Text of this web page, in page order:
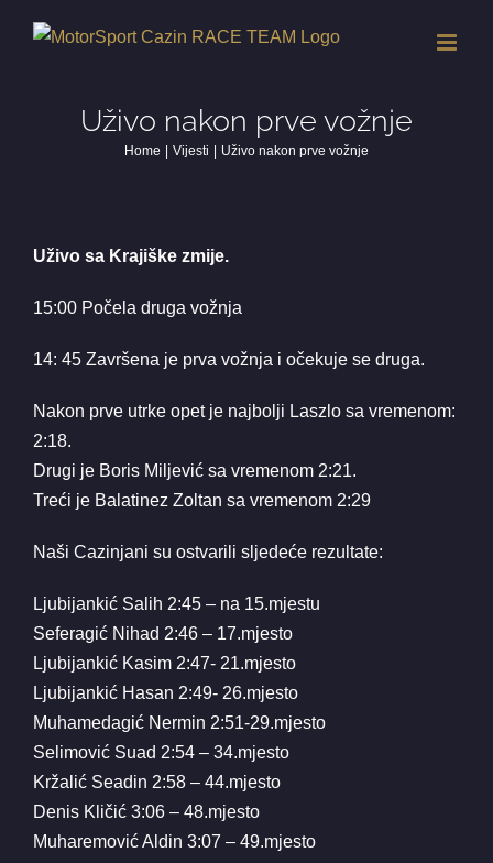
Uživo nakon prve vožnje
Home Vijesti Uživo nakon prve vožnje
Uživo sa Krajiške zmije.
15:00 Počela druga vožnja
14: 45 Završena je prva vožnja i očekuje se druga.
Nakon prve utrke opet je najbolji Laszlo sa vremenom:
2:18.
Drugi je Boris Miljević sa vremenom 2:21.
Treći je Balatinez Zoltan sa vremenom 2:29
Naši Cazinjani su ostvarili sljedeće rezultate:
Ljubijankić Salih 2:45 – na 15.mjestu
Seferagić Nihad 2:46 – 17.mjesto
Ljubijankić Kasim 2:47- 21.mjesto
Ljubijankić Hasan 2:49- 26.mjesto
Muhamedagić Nermin 2:51-29.mjesto
Selimović Suad 2:54 – 34.mjesto
Kržalić Seadin 2:58 – 44.mjesto
Denis Kličić 3:06 – 48.mjesto
Muharemović Aldin 3:07 – 49.mjesto